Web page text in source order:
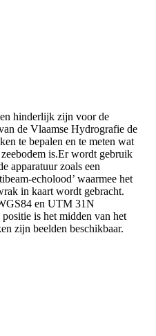
hinderlijk zijn voor de
de Vlaamse Hydrografie de
te bepalen en te meten wat
is.Er wordt gebruik
apparatuur zoals een
echolood’ waarmee het
in kaart wordt gebracht.
en UTM 31N
is het midden van het
zijn beelden beschikbaar.